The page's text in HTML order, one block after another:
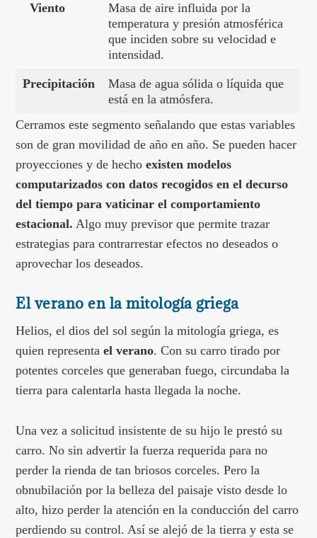
Viento
Masa de aire influida por la
temperatura y presión atmosférica
que inciden sobre su velocidad e
intensidad.
Precipitación
Masa de agua sólida o líquida que
está en la atmósfera.
Cerramos este segmento señalando que estas variables
son de gran movilidad de año en año. Se pueden hacer
proyecciones y de hechoexisten modelos
computarizados con datos recogidos en el decurso
del tiempo para vaticinar el comportamiento
estacional. Algo muy previsor que permite trazar
estrategias para contrarrestar efectos no deseados o
aprovechar los deseados.
El verano en la mitología griega
Helios, el dios del sol según la mitología griega, es
quien representael verano. Con su carro tirado por
potentes corceles que generaban fuego, circundaba la
tierra para calentarla hasta llegada la noche.
Una vez a solicitud insistente de su hijo le prestó su
carro. No sin advertir la fuerza requerida para no
perder la rienda de tan briosos corceles. Pero la
obnubilación por la belleza del paisaje visto desde lo
alto, hizo perder la atención en la conducción del carro
perdiendo su control. Así se alejó de la tierra y esta se